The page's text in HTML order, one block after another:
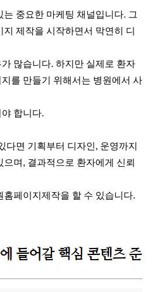
중요한 마케팅 채널입니다. 그
제작을 시작하면서 막연히 디
많습니다. 하지만 실제로 환자
를 만들기 위해서는 병원에서 사
합니다.
다면 기획부터 디자인, 운영까지
며, 결과적으로 환자에게 신뢰
홈페이지제작을 할 수 있습니다.